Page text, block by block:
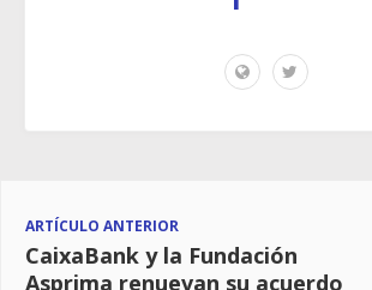
ARTÍCULO ANTERIOR
CaixaBank y la Fundación
Asprima renuevan su acuerdo